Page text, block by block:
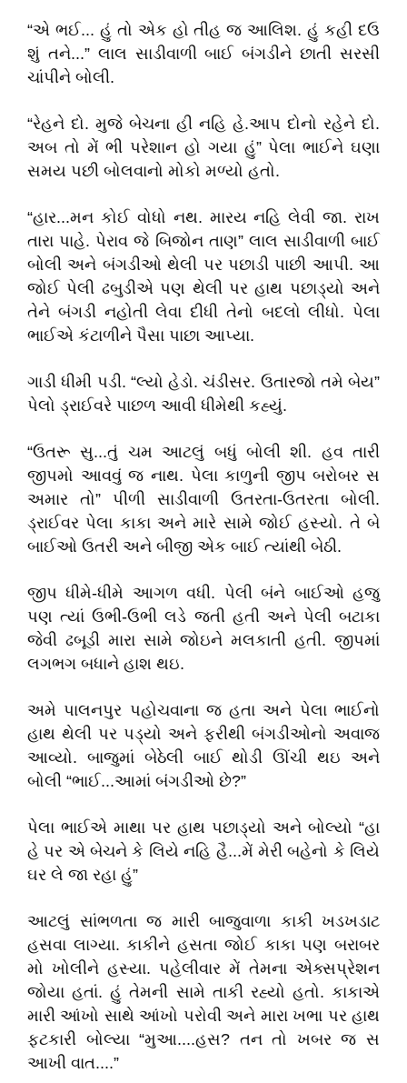
“એ ભઈ... હું તો એક હો તીહ જ આલિશ. હું કહી દઉ
શું તને...” લાલ સાડીવાળી બાઈ બંગડીને છાતી સરસી
ચાંપીને બોલી.
“રેહને દો. મુજે બેચના હી નહિ હે.આપ દોનો રહેને દો.
અબ તો મેં ભી પરેશાન હો ગયા હું” પેલા ભાઈને ઘણા
સમય પછી બોલવાનો મોકો મળ્યો હતો.
“હાર...મન કોઈ વોધો નથ. મારય નહિ લેવી જા. રાખ
તારા પાહે. પેરાવ જે બિજોન તાણ” લાલ સાડીવાળી બાઈ
બોલી અને બંગડીઓ થેલી પર પછાડી પાછી આપી. આ
જોઈ પેલી ઢબુડીએ પણ થેલી પર હાથ પછાડ્યો અને
તેને બંગડી નહોતી લેવા દીધી તેનો બદલો લીધો. પેલા
ભાઈએ કંટાળીને પૈસા પાછા આપ્યા.
ગાડી ધીમી પડી. “લ્યો હેડો. ચંડીસર. ઉતારજો તમે બેય”
પેલો ડ્રાઈવરે પાછળ આવી ધીમેથી કહ્યું.
“ઉતરૂ સુ...તું ચમ આટલું બધું બોલી શી. હવ તારી
જીપમો આવવું જ નાથ. પેલા કાળુની જીપ બરોબર સ
અમાર તો” પીળી સાડીવાળી ઉતરતા-ઉતરતા બોલી.
ડ્રાઈવર પેલા કાકા અને મારે સામે જોઈ હસ્યો. તે બે
બાઈઓ ઉતરી અને બીજી એક બાઈ ત્યાંથી બેઠી.
જીપ ધીમે-ધીમે આગળ વધી. પેલી બંને બાઈઓ હજુ
પણ ત્યાં ઉભી-ઉભી લડે જતી હતી અને પેલી બટાકા
જેવી ઢબૂડી મારા સામે જોઇને મલકાતી હતી. જીપમાં
લગભગ બધાને હાશ થઇ.
અમે પાલનપુર પહોચવાના જ હતા અને પેલા ભાઈનો
હાથ થેલી પર પડ્યો અને ફરીથી બંગડીઓનો અવાજ
આવ્યો. બાજુમાં બેઠેલી બાઈ થોડી ઊંચી થઇ અને
બોલી “ભાઈ...આમાં બંગડીઓ છે?”
પેલા ભાઈએ માથા પર હાથ પછાડ્યો અને બોલ્યો “હા
હે પર એ બેચને કે લિયે નહિ હૈ...મેં મેરી બહેનો કે લિયે
ઘર લે જા રહા હું”
આટલું સાંભળતા જ મારી બાજુવાળા કાકી ખડખડાટ
હસવા લાગ્યા. કાકીને હસતા જોઈ કાકા પણ બરાબર
મો ખોલીને હસ્યા. પહેલીવાર મેં તેમના એક્સપ્રેશન
જોયા હતાં. હું તેમની સામે તાકી રહ્યો હતો. કાકાએ
મારી આંખો સાથે આંખો પરોવી અને મારા ખભા પર હાથ
ફટકારી બોલ્યા “મુઆ....હસ? તન તો ખબર જ સ
આખી વાત....”